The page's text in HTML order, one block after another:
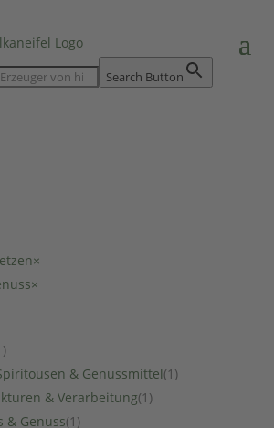
Search Button
×
×
)
& Genussmittel(1 )
& Verarbeitung(1 )
& Genuss(1 )